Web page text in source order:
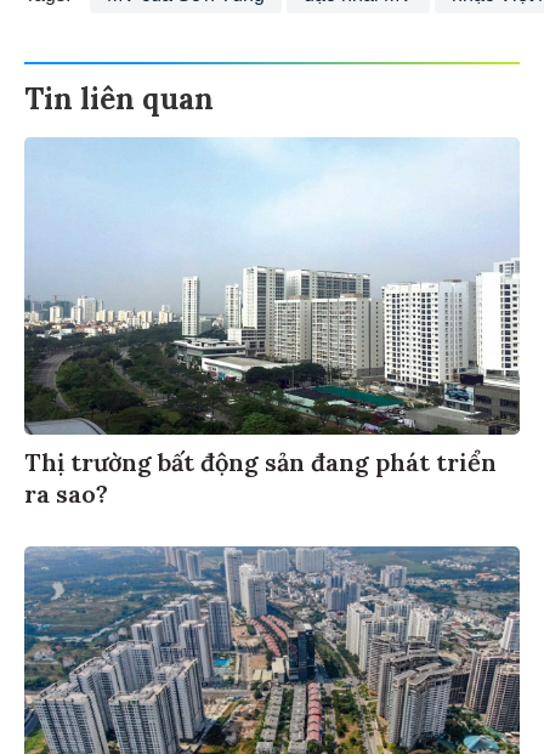
Tin liên quan
Thị trường bất động sản đang phát triển
ra sao?